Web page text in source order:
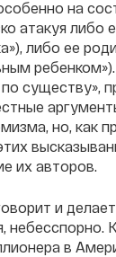
на
атакуя либо
либо ее
существу»,
но, как
их авторов.
и
небесспорно.
в